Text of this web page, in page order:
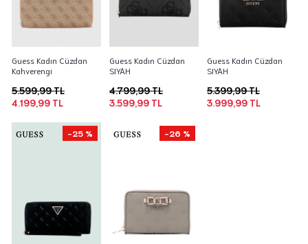
Guess Kadın Cüzdan
Kahverengi
4.199,99 TL
5.599,99 TL
Guess Kadın Cüzdan
SIYAH
3.599,99 TL
4.799,99 TL
Guess Kadın Cüzdan
SIYAH
3.999,99 TL
5.399,99 TL
-25 % -26 %